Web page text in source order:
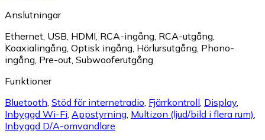
Anslutningar
Ethernet USB HDMI RCA-ingång RCA-utgång
Koaxialingång Optisk ingång Hörlursutgång Phono-
ingång Pre-out Subwooferutgång
Funktioner
Bluetooth Stöd för internetradio Fjärrkontroll Display,
Inbyggd Wi-Fi Appstyrning Multizon (ljud/bild i flera rum)
Inbyggd D/A-omvandlare